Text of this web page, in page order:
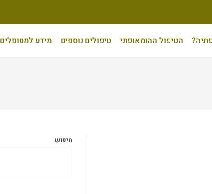
הטיפול ההומאופתי טיפולים נוספים מידע למטופלים
חיפוש